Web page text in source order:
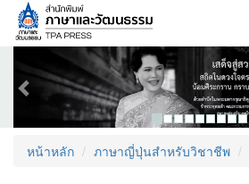
Previous
หน้าหลัก ภาษาญี่ปุ่นสำหรับวิชาชีพ